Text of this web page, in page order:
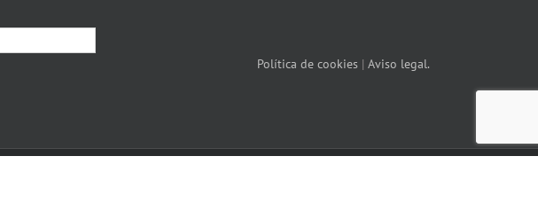
Política de cookies | Aviso legal.